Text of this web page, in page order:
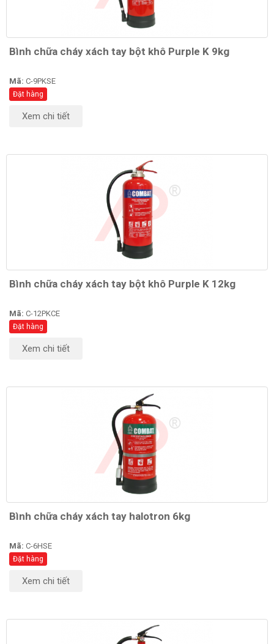
Bình chữa cháy xách tay bột khô Purple K 9kg
Mã: C-9PKSE
Đặt hàng
Xem chi tiết
Bình chữa cháy xách tay bột khô Purple K 12kg
Mã: C-12PKCE
Đặt hàng
Xem chi tiết
Bình chữa cháy xách tay halotron 6kg
Mã: C-6HSE
Đặt hàng
Xem chi tiết